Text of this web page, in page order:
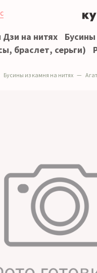
Дзи на нитях
браслет, серьги)
Бусины из камня на нитях Агат